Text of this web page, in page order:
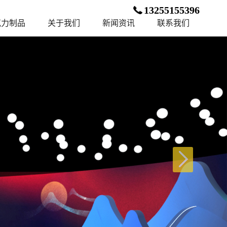
13255155396
制品 关于我们 新闻资讯 联系我们